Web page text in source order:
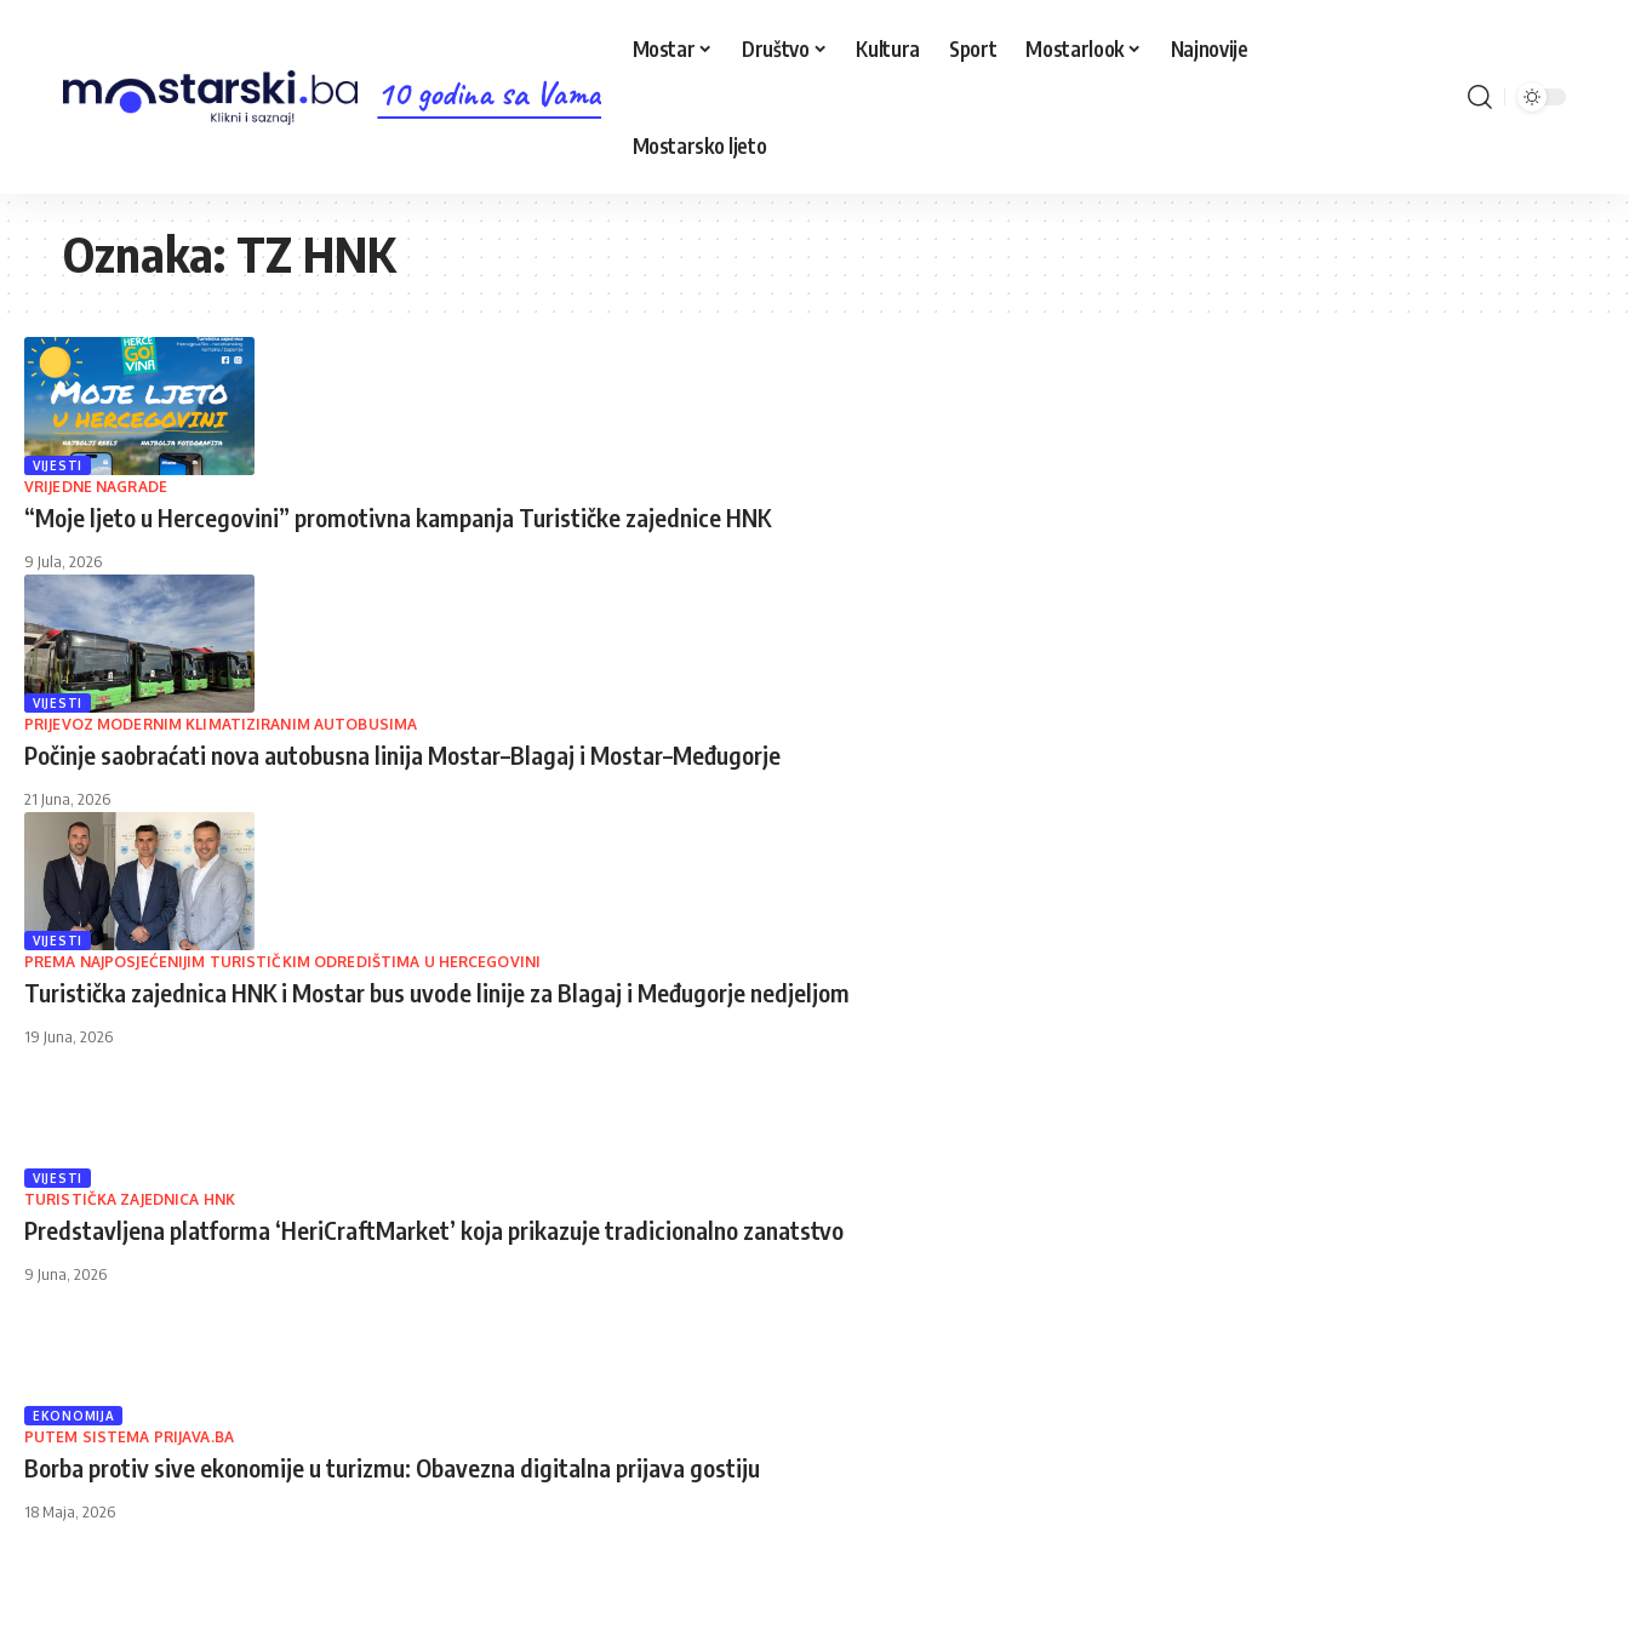
10 godina sa Vama
Mostar Društvo Kultura Sport Mostarlook Najnovije
Mostarsko ljeto
Oznaka:TZ HNK
VIJESTI
VRIJEDNE NAGRADE
“Moje ljeto u Hercegovini” promotivna kampanja Turističke zajednice HNK
9 Jula, 2026
VIJESTI
PRIJEVOZ MODERNIM KLIMATIZIRANIM AUTOBUSIMA
Počinje saobraćati nova autobusna linija Mostar–Blagaj i Mostar–Međugorje
21 Juna, 2026
VIJESTI
PREMA NAJPOSJEĆENIJIM TURISTIČKIM ODREDIŠTIMA U HERCEGOVINI
Turistička zajednica HNK i Mostar bus uvode linije za Blagaj i Međugorje nedjeljom
19 Juna, 2026
VIJESTI
TURISTIČKA ZAJEDNICA HNK
Predstavljena platforma ‘HeriCraftMarket’ koja prikazuje tradicionalno zanatstvo
9 Juna, 2026
EKONOMIJA
PUTEM SISTEMA PRIJAVA.BA
Borba protiv sive ekonomije u turizmu: Obavezna digitalna prijava gostiju
18 Maja, 2026